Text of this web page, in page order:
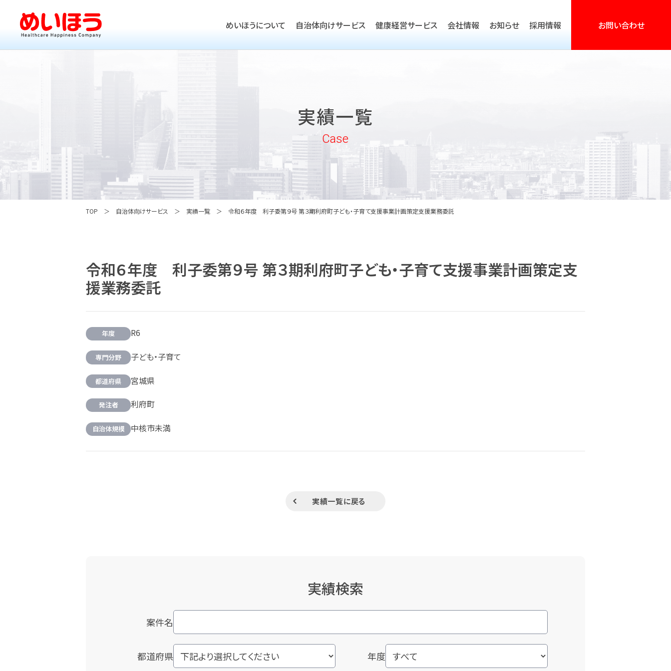
めいほうについて 自治体向けサービス
実績一覧
健康経営サービス
健康経営優良法人取得支援
企業向けヘルスケア・健康経営活動支援
会社情報
沿革
めいほうの取り組み
めいほうの歴史
お知らせ 採用情報 お問い合わせ
実績一覧
Case
TOP 自治体向けサービス 実績一覧 令和６年度 利子委第９号 第３期利府町子ども・子育て支援事業計画策定支援業務委託
令和６年度 利子委第９号 第３期利府町子ども・子育て支援事業計画策定支
援業務委託
年度 R6
専門分野 子ども・子育て
都道府県 宮城県
発注者 利府町
自治体規模 中核市未満
実績一覧に戻る
実績検索
案件名
都道府県 年度